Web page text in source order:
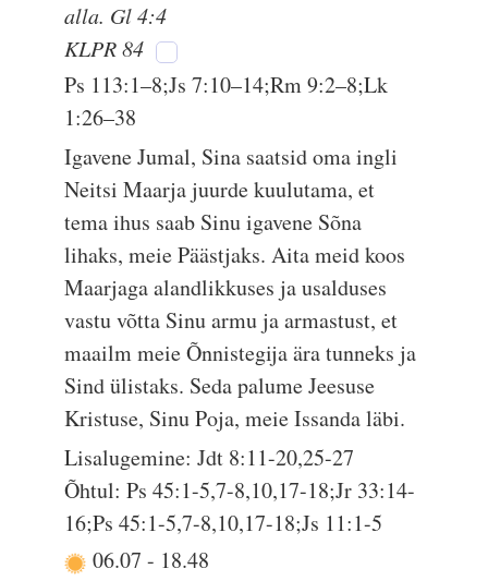
alla. Gl 4:4
KLPR 84
Ps 113:1–8;Js 7:10–14;Rm 9:2–8;Lk
1:26–38
Igavene Jumal, Sina saatsid oma ingli
Neitsi Maarja juurde kuulutama, et
tema ihus saab Sinu igavene Sõna
lihaks, meie Päästjaks. Aita meid koos
Maarjaga alandlikkuses ja usalduses
vastu võtta Sinu armu ja armastust, et
maailm meie Õnnistegija ära tunneks ja
Sind ülistaks. Seda palume Jeesuse
Kristuse, Sinu Poja, meie Issanda läbi.
Lisalugemine: Jdt 8:11-20,25-27
Õhtul: Ps 45:1-5,7-8,10,17-18;Jr 33:14-
16;Ps 45:1-5,7-8,10,17-18;Js 11:1-5
06.07- 18.48